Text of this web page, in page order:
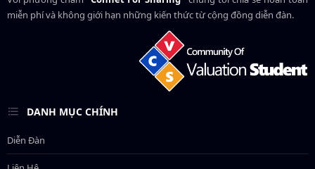
miễn phí và không giới hạn những kiến thức từ cộng đồng diễn đàn.
DANH MỤC CHÍNH
Diễn Đàn